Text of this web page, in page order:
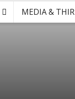
MEDIA &